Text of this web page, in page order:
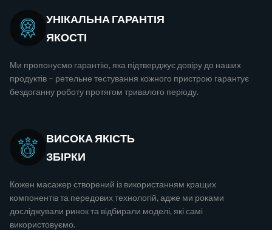
УНІКАЛЬНА ГАРАНТІЯ
ЯКОСТІ
Ми пропонуємо гарантію, яка підтверджує довіру до наших
продуктів – ретельне тестування кожного пристрою гарантує
бездоганну роботу протягом тривалого періоду.
ВИСОКА ЯКІСТЬ
ЗБІРКИ
Кожен масажер створений із використанням кращих
компонентів та передових технологій, адже ми роками
досліджували ринок та відбирали моделі, які самі
використовуємо.